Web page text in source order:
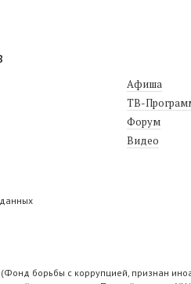
Афиша
ТВ-
Форум
Видео
борьбы с коррупцией, признан